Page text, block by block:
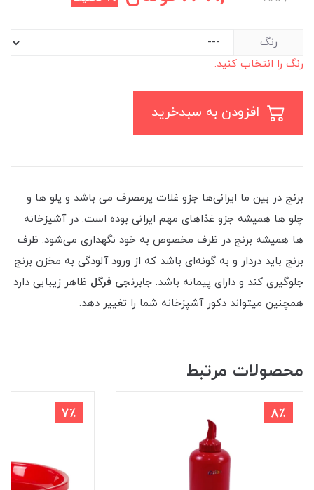
رنگ
رنگ را انتخاب کنید.
برنج در بین ما ایرانی‌ها جزو غلات پرمصرف می باشد و پلو ها و
چلو ها همیشه جزو غذاهای مهم ایرانی بوده‌ است. در آشپزخانه
ها همیشه برنج در ظرف مخصوص به خود نگهداری می‌شود. ظرف
برنج باید دردار و به گونه‌ای باشد که از ورود آلودگی به مخزن برنج
جلوگیری کند و دارای پیمانه باشد. جابرنجی فرگل ظاهر زیبایی دارد
همچنین میتواند دکور آشپزخانه شما را تغییر دهد.
محصولات مرتبط
8٪ 7٪